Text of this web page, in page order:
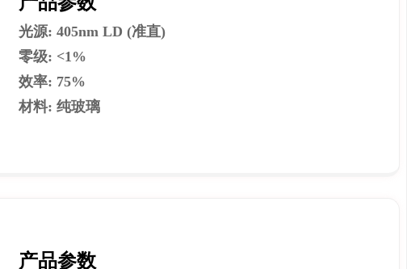
光源: 405nm LD (准直)
零级: <1%
效率: 75%
材料: 纯玻璃
产品参数